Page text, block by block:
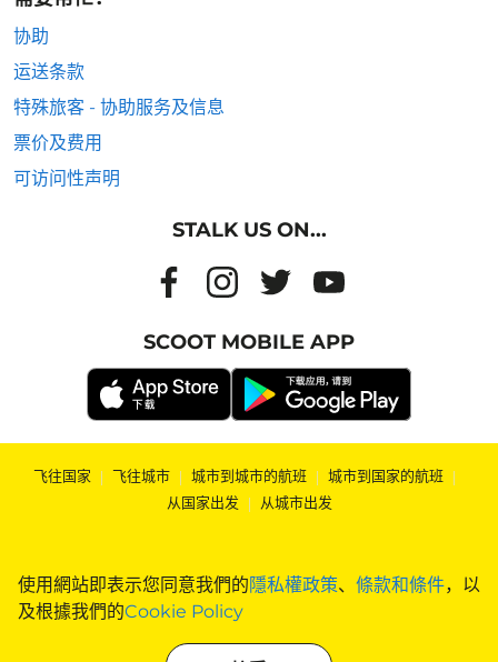
使用網站即表示您同意我們的隱私權政策、 條款和條件，以
及根據我們的Cookie Policy
协助
运送条款
特殊旅客 - 协助服务及信息
票价及费用
可访问性声明
STALK US ON...
SCOOT MOBILE APP
飞往国家 | 飞往城市 | 城市到城市的航班 | 城市到国家的航班 |
从国家出发 | 从城市出发